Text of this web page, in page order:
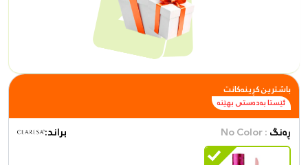
باشترین کڕینەکانت
ئێستا بەدەستی بهێنە
ڕەنگ: No Color براند: